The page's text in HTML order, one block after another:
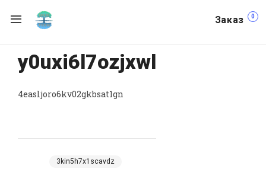
Заказ 0
y0uxi6l7ozjxwl
4easljoro6kv02gkbsat1gn
3kin5h7x1scavdz